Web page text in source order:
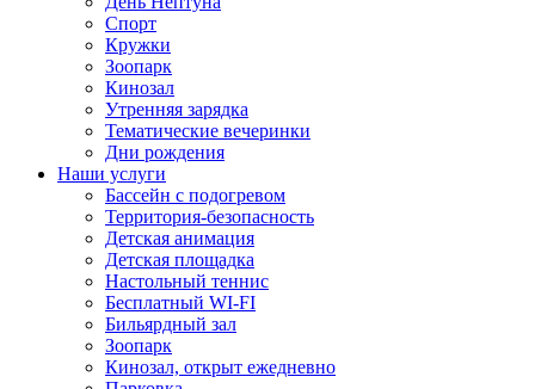
Спорт
Кружки
Зоопарк
Кинозал
Утренняя зарядка
Тематические вечеринки
Дни рождения
Наши услуги
Бассейн с подогревом
Территория-безопасность
Детская анимация
Детская площадка
Настольный теннис
Бесплатный WI-FI
Бильярдный зал
Зоопарк
Кинозал, открыт ежедневно